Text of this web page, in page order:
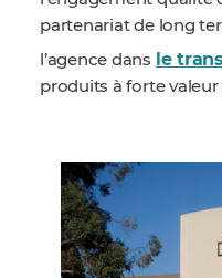
partenariat de long
l’agence dans le
produits à forte valeur